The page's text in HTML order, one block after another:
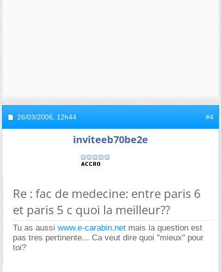
26/03/2006, 12h44 #4
inviteeb70be2e
Re : fac de medecine: entre paris 6
et paris 5 c quoi la meilleur??
Tu as aussi www.e-carabin.net mais la question est
pas tres pertinente... Ca veut dire quoi "mieux" pour
toi?